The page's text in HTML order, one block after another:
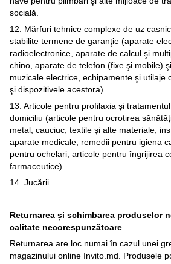
socială.
12. Mărfuri tehnice complexe de uz
stabilite termene de garanţie (aparate
radioelectronice, aparate de calcul şi
chino, aparate de telefon (fixe şi mobile)
muzicale electrice, echipamente şi utilaje
şi dispozitivele acestora).
13. Articole pentru profilaxia şi
domiciliu (articole pentru ocrotirea
metal, cauciuc, textile şi alte materiale,
aparate medicale, remedii pentru igiena
pentru ochelari, articole pentru îngrijirea
farmaceutice).
14. Jucării.
Returnarea și schimbarea produselor
calitate necorespunzătoare
Returnarea are loc numai în cazul unei
magazinului online Invito.md. Produsele